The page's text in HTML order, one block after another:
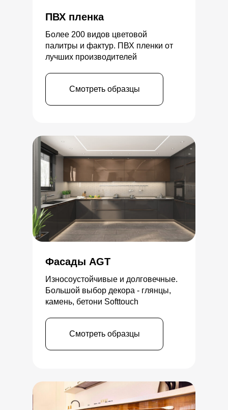
Более 200 видов цветовой
палитры и фактур. ПВХ пленки от
лучших производителей
Износоустойчивые и долговечные.
Большой выбор декора - глянцы,
камень, бетони Softtouch
ПВХ пленка
Фасады AGT
Смотреть образцы
Смотреть образцы